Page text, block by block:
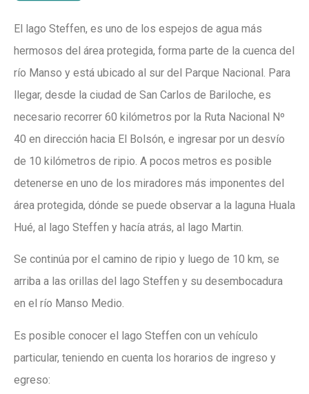
El lago Steffen, es uno de los espejos de agua más
hermosos del área protegida, forma parte de la cuenca del
río Manso y está ubicado al sur del Parque Nacional. Para
llegar, desde la ciudad de San Carlos de Bariloche, es
necesario recorrer 60 kilómetros por la Ruta Nacional Nº
40 en dirección hacia El Bolsón, e ingresar por un desvío
de 10 kilómetros de ripio. A pocos metros es posible
detenerse en uno de los miradores más imponentes del
área protegida, dónde se puede observar a la laguna Huala
Hué, al lago Steffen y hacía atrás, al lago Martin.
Se continúa por el camino de ripio y luego de 10 km, se
arriba a las orillas del lago Steffen y su desembocadura
en el río Manso Medio.
Es posible conocer el lago Steffen con un vehículo
particular, teniendo en cuenta los horarios de ingreso y
egreso: